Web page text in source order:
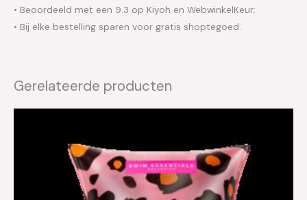
• Beoordeeld met een 9.3 op Kiyoh en WebwinkelKeur;
• Bij elke bestelling sparen voor gratis shoptegoed.
Gerelateerde producten